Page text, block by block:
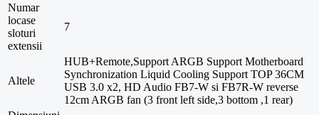
Numar
locase
sloturi
extensii
7
Altele
HUB+Remote,Support ARGB Support Motherboard
Synchronization Liquid Cooling Support TOP 36CM
USB 3.0 x2, HD Audio FB7-W si FB7R-W reverse
12cm ARGB fan (3 front left side,3 bottom ,1 rear)